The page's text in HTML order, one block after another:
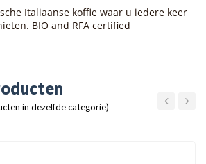
Italiaanse koffie waar u iedere keer
BIO and RFA certified
in dezelfde categorie)